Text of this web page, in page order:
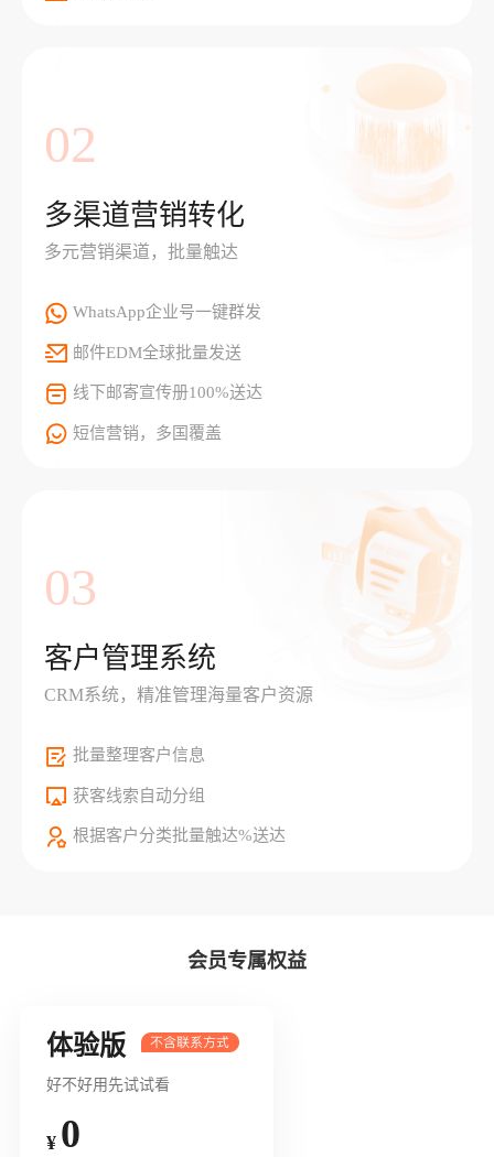
02
多渠道营销转化
多元营销渠道，批量触达
WhatsApp企业号一键群发
邮件EDM全球批量发送
线下邮寄宣传册100%送达
短信营销，多国覆盖
03
客户管理系统
CRM系统，精准管理海量客户资源
批量整理客户信息
获客线索自动分组
根据客户分类批量触达%送达
会员专属权益
体验版
好不好用先试试看
¥ 0